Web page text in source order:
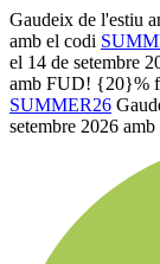
Gaudeix de l'estiu
amb el codi
el 14 de setembre
amb FUD! {20}%
SUMMER26
setembre 2026